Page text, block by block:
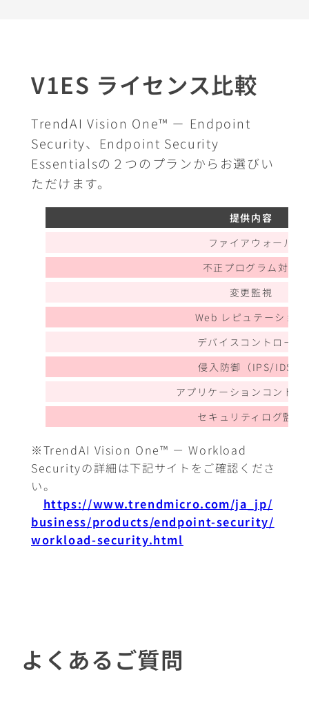
V1ES ライセンス比較
TrendAI Vision One™ － Endpoint
Security、Endpoint Security
Essentialsの２つのプランからお選びい
ただけます。
提供内容
ファイアウォール
不正プログラム対策
変更監視
Web レピュテーション
デバイスコントロール
侵入防御（IPS/IDS）
アプリケーションコントロ
セキュリティログ監視
※TrendAI Vision One™ － Workload
Securityの詳細は下記サイトをご確認くださ
い。
https://www.trendmicro.com/ja_jp/
business/products/endpoint-security/
workload-security.html
よくあるご質問